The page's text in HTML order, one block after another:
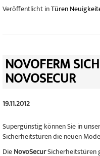
Veröffentlicht inTüren
NOVOFERM
NOVOSECUR
19.11.2012
Supergünstig können Sie in
Sicherheitstüren die neuen
DieNovoSecurSicherheitstüren